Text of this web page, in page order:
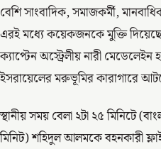
বেশি সাংবাদিক, সমাজকর্মী,
এরই মধ্যে কয়েকজনকে মুক্তি
ক্যাপ্টেন অস্ট্রেলীয় নারী মেডেলেইন
ইসরায়েলের মরুভূমির কারাগারে
স্থানীয় সময় বেলা ২টা ২৫ মিনিটে
মিনিট) শহিদুল আলমকে বহনকারী